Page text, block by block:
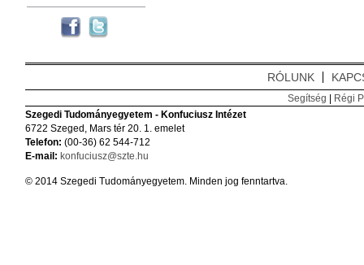
RÓLUNK
Segítség | Régi
Szegedi Tudományegyetem - Konfuciusz Intézet
6722 Szeged, Mars tér 20. 1. emelet
Telefon: (00-36) 62 544-712
E-mail: konfuciusz@szte.hu
© 2014 Szegedi Tudományegyetem. Minden jog fenntartva.